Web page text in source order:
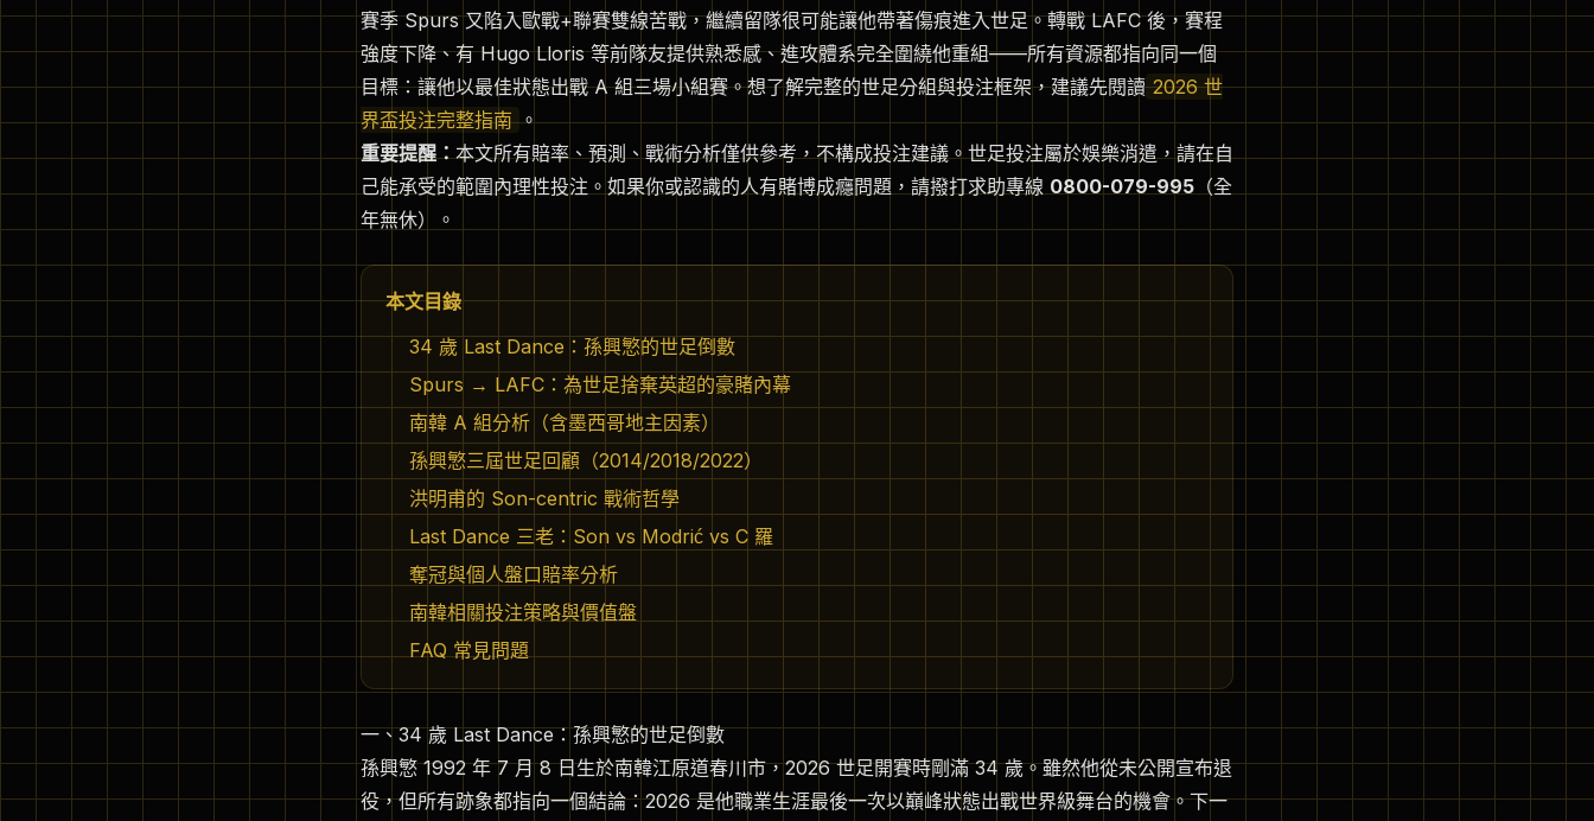
賽季 Spurs 又陷入歐戰+聯賽雙線苦戰，繼續留隊很可能讓他帶著傷痕進入世足。轉戰 LAFC 後，賽程
強度下降、有 Hugo Lloris 等前隊友提供熟悉感、進攻體系完全圍繞他重組——所有資源都指向同一個
目標：讓他以最佳狀態出戰 A 組三場小組賽。想了解完整的世足分組與投注框架，建議先閱讀 2026 世
界盃投注完整指南 。
重要提醒：本文所有賠率、預測、戰術分析僅供參考，不構成投注建議。世足投注屬於娛樂消遣，請在自
己能承受的範圍內理性投注。如果你或認識的人有賭博成癮問題，請撥打求助專線 0800-079-995 （全
年無休）。
本文目錄
34 歲 Last Dance：孫興慜的世足倒數
Spurs → LAFC：為世足捨棄英超的豪賭內幕
南韓 A 組分析（含墨西哥地主因素）
孫興慜三屆世足回顧（2014/2018/2022）
洪明甫的 Son-centric 戰術哲學
Last Dance 三老：Son vs Modrić vs C 羅
奪冠與個人盤口賠率分析
南韓相關投注策略與價值盤
FAQ 常見問題
一、34 歲 Last Dance：孫興慜的世足倒數
孫興慜 1992 年 7 月 8 日生於南韓江原道春川市，2026 世足開賽時剛滿 34 歲。雖然他從未公開宣布退
役，但所有跡象都指向一個結論：2026 是他職業生涯最後一次以巔峰狀態出戰世界級舞台的機會。下一